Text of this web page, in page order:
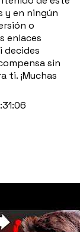
y en ningún
o
enlaces
decides
sin
ti. ¡Muchas